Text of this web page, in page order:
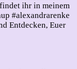
ihr in meinem
#alexandrarenke
Entdecken, Euer